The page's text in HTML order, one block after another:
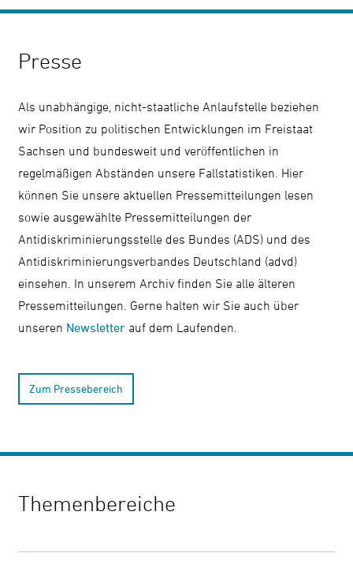
Presse
Als unabhängige, nicht-staatliche Anlaufstelle beziehen
wir Position zu politischen Entwicklungen im Freistaat
Sachsen und bundesweit und veröffentlichen in
regelmäßigen Abständen unsere Fallstatistiken. Hier
können Sie unsere aktuellen Pressemitteilungen lesen
sowie ausgewählte Pressemitteilungen der
Antidiskriminierungsstelle des Bundes (ADS) und des
Antidiskriminierungsverbandes Deutschland (advd)
einsehen. In unserem Archiv finden Sie alle älteren
Pressemitteilungen. Gerne halten wir Sie auch über
unseren Newsletter auf dem Laufenden.
Zum Pressebereich
Themenbereiche